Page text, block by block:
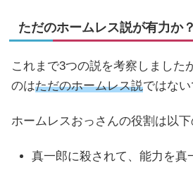
ただのホームレス説が有力か？
これまで3つの説を考察しました
のはただのホームレス説ではない
ホームレスおっさんの役割は以下
真一郎に殺されて、能力を真